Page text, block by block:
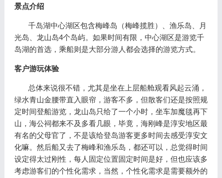
景点介绍
千岛湖中心湖区包含梅峰岛（梅峰揽胜）、渔乐岛、月
光岛、龙山岛4个岛屿。如果时间有限，中心湖区是游览千
岛湖的首选，乘船则是大部分游人都会选择的游览方式。
客户游玩体验
总体来说很不错，尤其是坐在上层船舱观看风起云涌，
绿水青山金腰带直入眼帘，游客不多，但散客们还是按照规
定时间登船游览，龙山岛只给了一个小时，坐车加魔毯再下
山，海公祠都来不及多看几眼，毕竟，海刚峰是淳安地区最
有名的父母官了，不是该给登岛游客更多时间去感受淳安文
化嘛。然后船又去了梅峰和渔乐岛，都还可以，总觉得时间
设定得太过刚性，每人固定位置固定时间是好，但也应该多
考虑游客们的个性化需求，当然，个性化需求是需要额外的